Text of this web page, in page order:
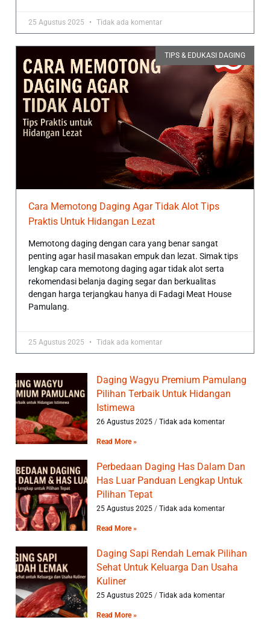
25 Agustus 2025 Tidak ada komentar
TIPS & EDUKASI DAGING
Cara Memotong Daging Agar Tidak Alot Tips
Praktis Untuk Hidangan Lezat
Memotong daging dengan cara yang benar sangat
penting agar hasil masakan empuk dan lezat. Simak tips
lengkap cara memotong daging agar tidak alot serta
rekomendasi belanja daging segar dan berkualitas
dengan harga terjangkau hanya di Fadagi Meat House
Pamulang.
25 Agustus 2025 Tidak ada komentar
Daging Wagyu Premium Pamulang
Pilihan Terbaik Untuk Hidangan
Istimewa
26 Agustus 2025 Tidak ada komentar
Read More »
Perbedaan Daging Has Dalam Dan
Has Luar Panduan Lengkap Untuk
Pilihan Tepat
25 Agustus 2025 Tidak ada komentar
Read More »
Daging Sapi Rendah Lemak Pilihan
Sehat Untuk Keluarga Dan Usaha
Kuliner
25 Agustus 2025 Tidak ada komentar
Read More »